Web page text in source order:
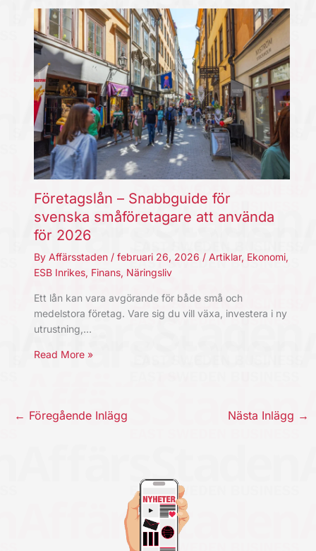
Företagslån – Snabbguide för
svenska småföretagare att använda
för 2026
By Affärsstaden / februari 26, 2026 / Artiklar, Ekonomi,
ESB Inrikes, Finans, Näringsliv
Ett lån kan vara avgörande för både små och
medelstora företag. Vare sig du vill växa, investera i ny
utrustning,…
Read More »
← Föregående Inlägg Nästa Inlägg →